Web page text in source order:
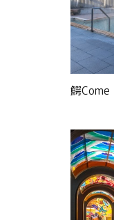
鰐Come